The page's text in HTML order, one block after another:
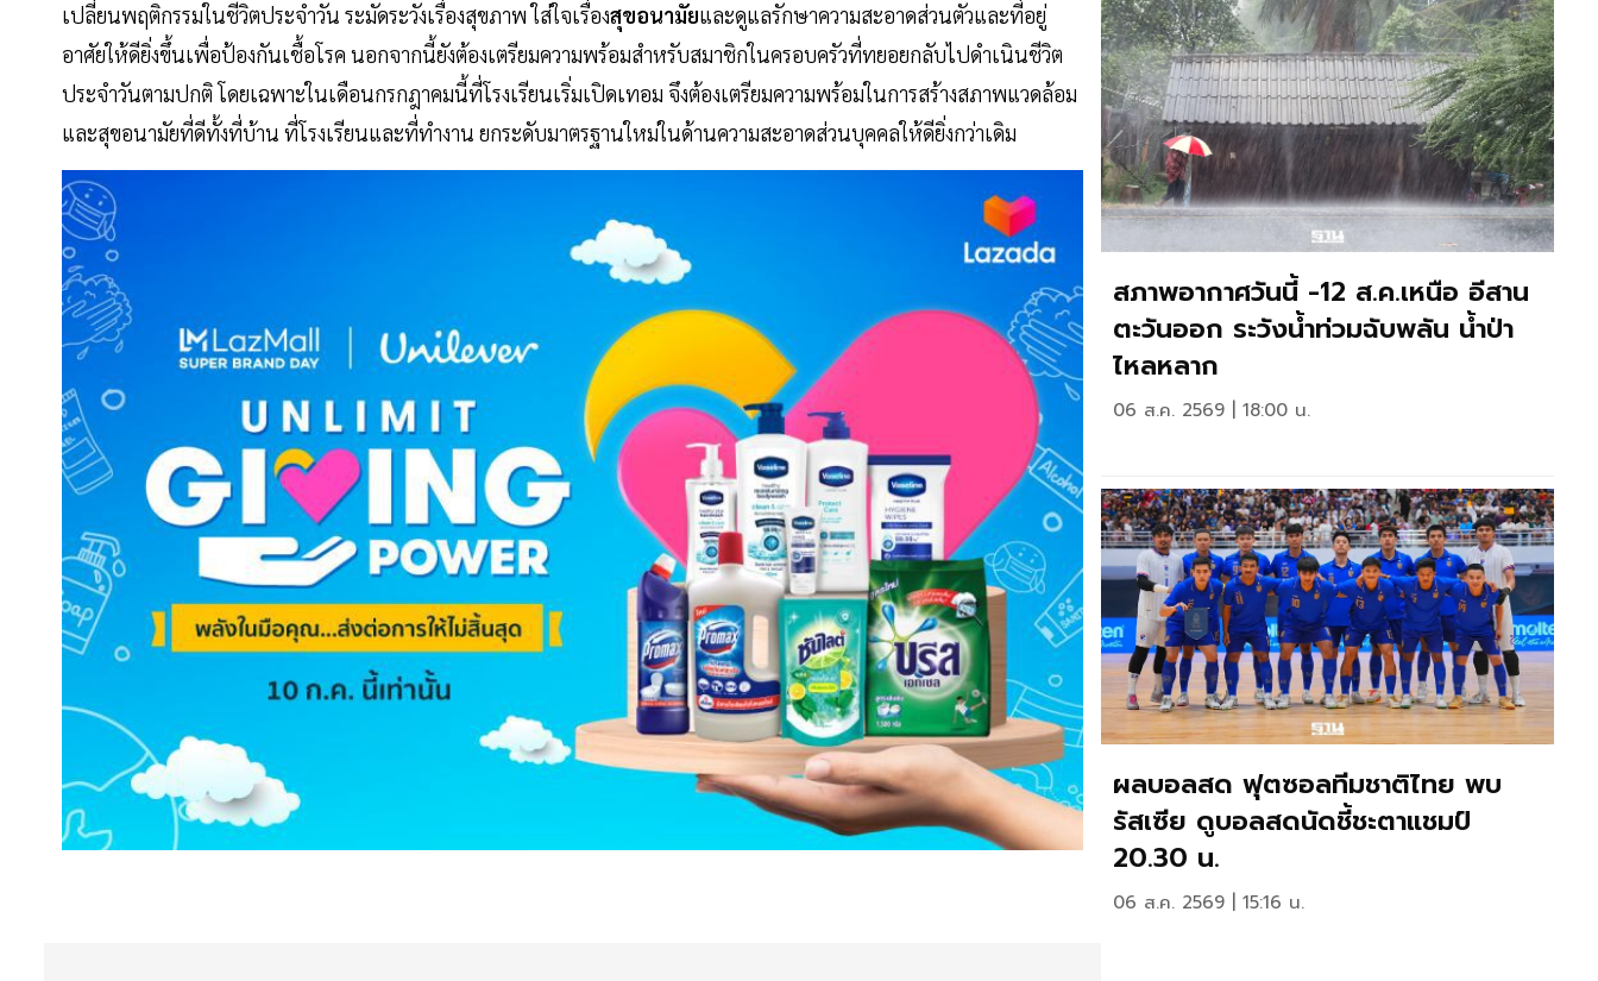
เปลี่ยนพฤติกรรมในชีวิตประจำวัน ระมัดระวังเรื่องสุขภาพ ใส่ใจเรื่องสุขอนามัยและดูแลรักษาความสะอาดส่วนตัวและที่อยู่
อาศัยให้ดียิ่งขึ้นเพื่อป้องกันเชื้อโรค นอกจากนี้ยังต้องเตรียมความพร้อมสำหรับสมาชิกในครอบครัวที่ทยอยกลับไปดำเนินชีวิต
ประจำวันตามปกติ โดยเฉพาะในเดือนกรกฎาคมนี้ที่โรงเรียนเริ่มเปิดเทอม จึงต้องเตรียมความพร้อมในการสร้างสภาพแวดล้อม
และสุขอนามัยที่ดีทั้งที่บ้าน ที่โรงเรียนและที่ทำงาน ยกระดับมาตรฐานใหม่ในด้านความสะอาดส่วนบุคคลให้ดียิ่งกว่าเดิม
สภาพอากาศวันนี้ -12 ส.ค.เหนือ อีสาน
ตะวันออก ระวังน้ำท่วมฉับพลัน น้ำป่า
ไหลหลาก
06 ส.ค. 2569 | 18:00 น.
ผลบอลสด ฟุตซอลทีมชาติไทย พบ
รัสเซีย ดูบอลสดนัดชี้ชะตาแชมป์
20.30 น.
06 ส.ค. 2569 | 15:16 น.